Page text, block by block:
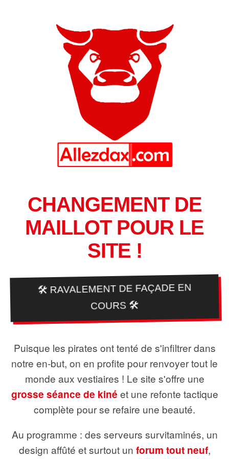
CHANGEMENT DE
MAILLOT POUR LE
SITE !
🛠️ RAVALEMENT DE FAÇADE EN
COURS 🛠️
Puisque les pirates ont tenté de s'infiltrer dans
notre en-but, on en profite pour renvoyer tout le
monde aux vestiaires ! Le site s'offre une
grosse séance de kiné et une refonte tactique
complète pour se refaire une beauté.
Au programme : des serveurs survitaminés, un
design affûté et surtout un forum tout neuf,